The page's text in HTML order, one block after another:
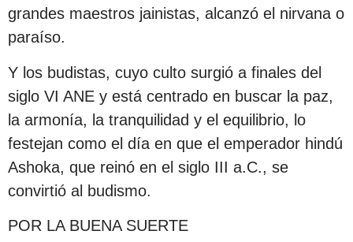
grandes maestros jainistas, alcanzó el nirvana o
paraíso.
Y los budistas, cuyo culto surgió a finales del
siglo VI ANE y está centrado en buscar la paz,
la armonía, la tranquilidad y el equilibrio, lo
festejan como el día en que el emperador hindú
Ashoka, que reinó en el siglo III a.C., se
convirtió al budismo.
POR LA BUENA SUERTE